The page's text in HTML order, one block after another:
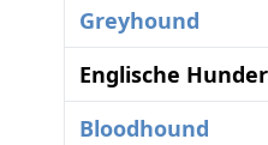
Greyhound
Englische
Bloodhound